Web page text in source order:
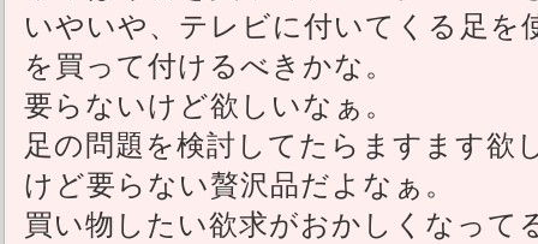
いやいや、テレビに付いてくる足を
を買って付けるべきかな。
要らないけど欲しいなぁ。
足の問題を検討してたらますます欲
けど要らない贅沢品だよなぁ。
買い物したい欲求がおかしくなって